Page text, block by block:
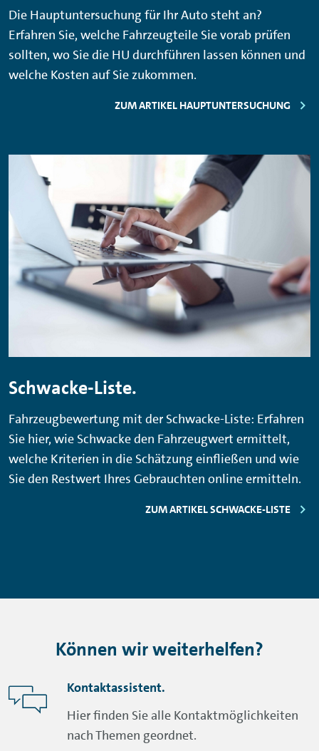
Die Hauptuntersuchung für Ihr Auto steht an?
Erfahren Sie, welche Fahrzeugteile Sie vorab prüfen
sollten, wo Sie die HU durchführen lassen können und
welche Kosten auf Sie zukommen.
ZUM ARTIKEL HAUPTUNTERSUCHUNG
Schwacke-Liste.
Fahrzeugbewertung mit der Schwacke-Liste: Erfahren
Sie hier, wie Schwacke den Fahrzeugwert ermittelt,
welche Kriterien in die Schätzung einfließen und wie
Sie den Restwert Ihres Gebrauchten online ermitteln.
ZUM ARTIKEL SCHWACKE-LISTE
Können wir weiterhelfen?
Kontaktassistent.
Hier finden Sie alle Kontaktmöglichkeiten
nach Themen geordnet.